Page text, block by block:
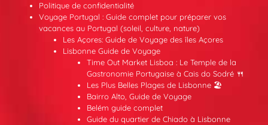
Politique de confidentialité
Voyage Portugal : Guide complet pour préparer vos
vacances au Portugal (soleil, culture, nature)
Les Açores: Guide de Voyage des îles Açores
Lisbonne Guide de Voyage
Time Out Market Lisboa : Le Temple de la
Gastronomie Portugaise à Cais do Sodré 🍴
Les Plus Belles Plages de Lisbonne 🏖️
Bairro Alto, Guide de Voyage
Belém guide complet
Guide du quartier de Chiado à Lisbonne